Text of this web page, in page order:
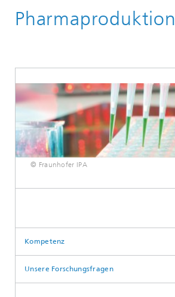
Pharmaproduktion
© Fraunhofer IPA
Kompetenz
Unsere Forschungsfragen